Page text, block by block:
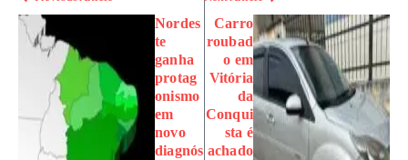
Nordes
te
ganha
protag
onismo
em
novo
diagnós
Carro
roubad
o em
Vitória
da
Conqui
sta é
achado